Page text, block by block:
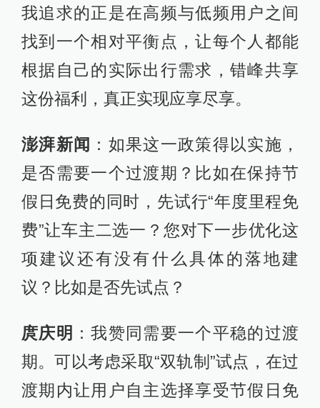
我追求的正是在高频与低频用户之间
找到一个相对平衡点，让每个人都能
根据自己的实际出行需求，错峰共享
这份福利，真正实现应享尽享。
澎湃新闻 ：如果这一政策得以实施，
是否需要一个过渡期？比如在保持节
假日免费的同时，先试行“年度里程免
费”让车主二选一？您对下一步优化这
项建议还有没有什么具体的落地建
议？比如是否先试点？
庹庆明 ：我赞同需要一个平稳的过渡
期。可以考虑采取“双轨制”试点，在过
渡期内让用户自主选择享受节假日免